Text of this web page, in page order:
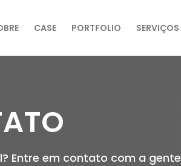
CASE PORTFOLIO SERVIÇOS
Entre em contato com a gente